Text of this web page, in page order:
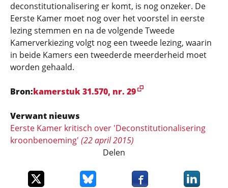
deconstitutionalisering er komt, is nog onzeker. De
Eerste Kamer moet nog over het voorstel in eerste
lezing stemmen en na de volgende Tweede
Kamerverkiezing volgt nog een tweede lezing, waarin
in beide Kamers een tweederde meerderheid moet
worden gehaald.
Bron:kamerstuk 31.570, nr. 29
Verwant nieuws
Eerste Kamer kritisch over 'Deconstitutionalisering
kroonbenoeming' (22 april 2015)
Delen
Deel dit item op XDeel dit item op Bluesky
Deel dit item opDeel dit